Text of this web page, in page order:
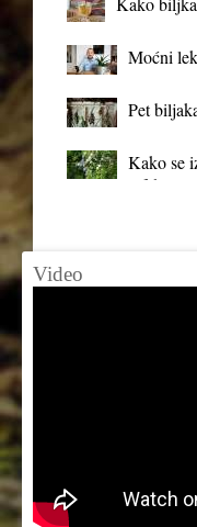
Moćni
Pet
Kako se
Video